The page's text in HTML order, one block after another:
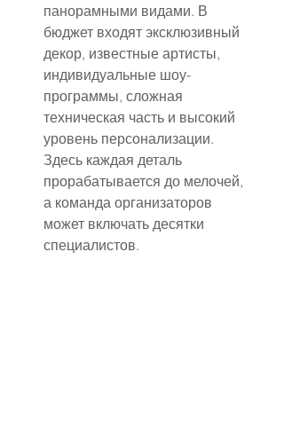
панорамными видами. В
бюджет входят эксклюзивный
декор, известные артисты,
индивидуальные шоу-
программы, сложная
техническая часть и высокий
уровень персонализации.
Здесь каждая деталь
прорабатывается до мелочей,
а команда организаторов
может включать десятки
специалистов.